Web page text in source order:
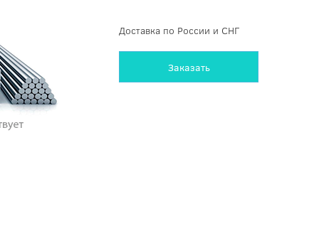
Доставка по России и СНГ
Заказать